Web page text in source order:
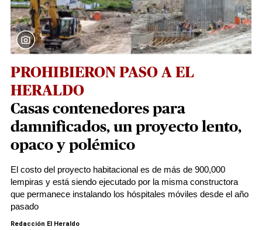
PROHIBIERON PASO A EL
HERALDO
Casas contenedores para
damnificados, un proyecto lento,
opaco y polémico
El costo del proyecto habitacional es de más de 900,000
lempiras y está siendo ejecutado por la misma constructora
que permanece instalando los hóspitales móviles desde el año
pasado
Redacción El Heraldo